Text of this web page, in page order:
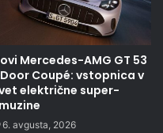
Mercedes-AMG GT 53
Coupé: vstopnica v
električne super-
6. avgusta, 2026